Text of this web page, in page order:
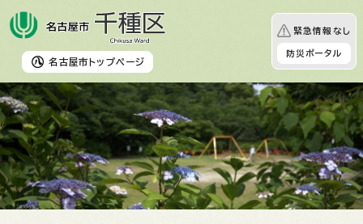
名古屋市 トップページ
緊急情報なし
防災ポータル